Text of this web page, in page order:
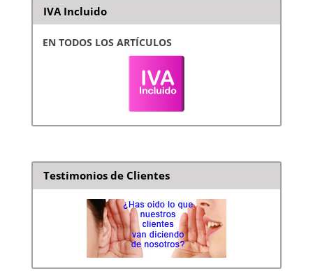
IVA Incluido
EN TODOS LOS ARTÍCULOS
Testimonios de Clientes